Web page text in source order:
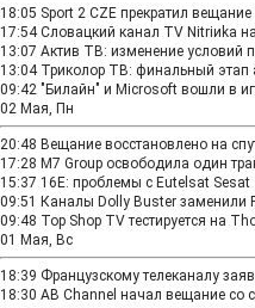
18:05 Sport 2 CZE прекратил
17:54 Словацкий канал TV Nitriиka
13:07 Актив ТВ: изменение условий
13:04 Триколор ТВ: финальный этап
09:42 "Билайн" и Microsoft вошли в
02 Мая, Пн
20:48 Вещание восстановлено на
17:28 M7 Group освободила один
15:37 16E: проблемы с Eutelsat Sesat
09:51 Каналы Dolly Buster заменили
09:48 Top Shop TV тестируется на
01 Мая, Вс
18:39 Французскому телеканалу
18:30 AB Channel начал вещание со